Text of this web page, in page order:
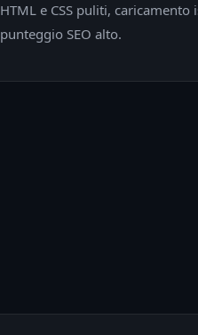
HTML e CSS puliti, caricamento
punteggio SEO alto.